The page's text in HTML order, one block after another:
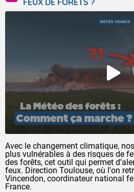
FEUX DE FORÊTS ?
Avec le changement climatique,
plus vulnérables à des risques de
des forêts, cet outil qui permet
feux. Direction Toulouse, où l'on
Vincendon, coordinateur national
France.